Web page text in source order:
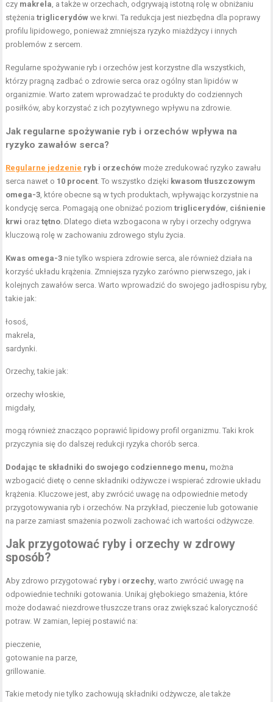
czy makrela, a także w orzechach, odgrywają istotną rolę w obniżaniu
stężeniatriglicerydów we krwi. Ta redukcja jest niezbędna dla poprawy
profilu lipidowego, ponieważ zmniejsza ryzyko miażdżycy i innych
problemów z sercem.
Regularne spożywanie ryb i orzechów jest korzystne dla wszystkich,
którzy pragną zadbać o zdrowie serca oraz ogólny stan lipidów w
organizmie. Warto zatem wprowadzać te produkty do codziennych
posiłków, aby korzystać z ich pozytywnego wpływu na zdrowie.
Jak regularne spożywanie ryb i orzechów wpływa na
ryzyko zawałów serca?
Regularne jedzenie ryb i orzechów może zredukować ryzyko zawału
serca nawet o 10 procent. To wszystko dzięki kwasom tłuszczowym
omega-3, które obecne są w tych produktach, wpływając korzystnie na
kondycję serca. Pomagają one obniżać poziomtriglicerydów, ciśnienie
krwi oraztętno. Dlatego dieta wzbogacona w ryby i orzechy odgrywa
kluczową rolę w zachowaniu zdrowego stylu życia.
Kwas omega-3 nie tylko wspiera zdrowie serca, ale również działa na
korzyść układu krążenia. Zmniejsza ryzyko zarówno pierwszego, jak i
kolejnych zawałów serca. Warto wprowadzić do swojego jadłospisu ryby,
takie jak:
łosoś,
makrela,
sardynki.
Orzechy, takie jak:
orzechy włoskie,
migdały,
mogą również znacząco poprawić lipidowy profil organizmu. Taki krok
przyczynia się do dalszej redukcji ryzyka chorób serca.
Dodając te składniki do swojego codziennego menu, można
wzbogacić dietę o cenne składniki odżywcze i wspierać zdrowie układu
krążenia. Kluczowe jest, aby zwrócić uwagę na odpowiednie metody
przygotowywania ryb i orzechów. Na przykład, pieczenie lub gotowanie
na parze zamiast smażenia pozwoli zachować ich wartości odżywcze.
Jak przygotować ryby i orzechy w zdrowy
sposób?
Aby zdrowo przygotować ryby i orzechy, warto zwrócić uwagę na
odpowiednie techniki gotowania. Unikaj głębokiego smażenia, które
może dodawać niezdrowe tłuszcze trans oraz zwiększać kaloryczność
potraw. W zamian, lepiej postawić na:
pieczenie,
gotowanie na parze,
grillowanie.
Takie metody nie tylko zachowują składniki odżywcze, ale także